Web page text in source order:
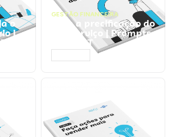
o
|
GESTÃO FINANCEIRA
Faça a precificação do
seu serviço | Prompts
ChatGPT